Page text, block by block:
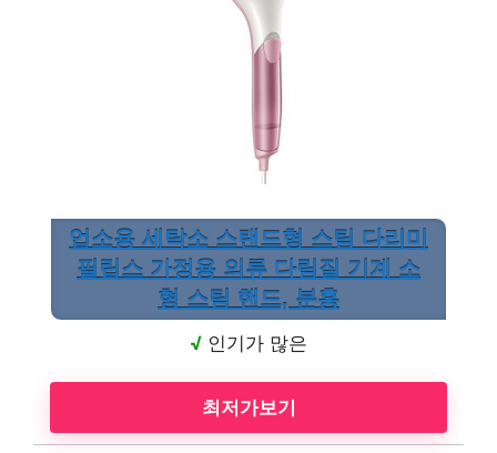
업소용 세탁소 스탠드형 스팀 다리미
필립스 가정용 의류 다림질 기계 소
형 스팀 핸드, 분홍
√ 인기가 많은
최저가보기